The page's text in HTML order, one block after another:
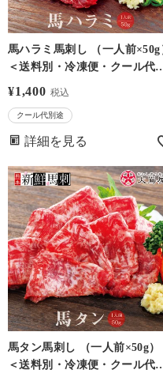
馬ハラミ馬刺し （一人前×50g）
＜送料別・冷凍便・クール代
＞※希少部位のためお一人様5
（おおしまや）【0308436】
¥1,400 税込
クール代別途
詳細を見る
馬タン馬刺し （一人前×50g）
＜送料別・冷凍便・クール代